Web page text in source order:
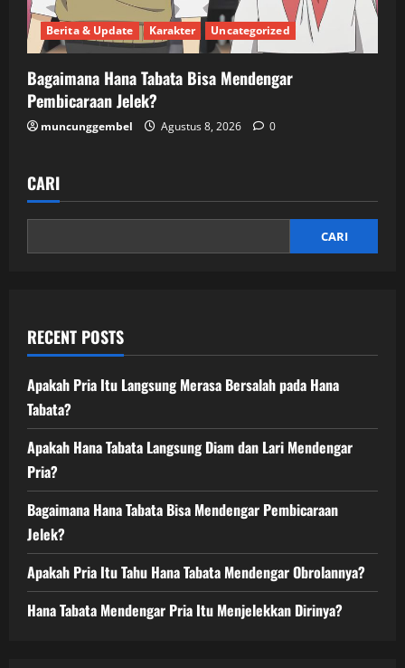
Berita & Update Karakter Uncategorized
Bagaimana Hana Tabata Bisa Mendengar
Pembicaraan Jelek?
muncunggembel Agustus 8, 2026 0
CARI
CARI
RECENT POSTS
Apakah Pria Itu Langsung Merasa Bersalah pada Hana
Tabata?
Apakah Hana Tabata Langsung Diam dan Lari Mendengar
Pria?
Bagaimana Hana Tabata Bisa Mendengar Pembicaraan
Jelek?
Apakah Pria Itu Tahu Hana Tabata Mendengar Obrolannya?
Hana Tabata Mendengar Pria Itu Menjelekkan Dirinya?